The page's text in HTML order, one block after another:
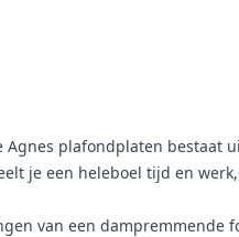
plafondplaten bestaat
je een heleboel tijd en
van een